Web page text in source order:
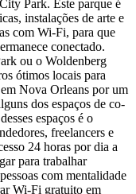
Park. Este parque é
instalações de arte e
com Wi-Fi, para que
conectado.
ou o Woldenberg
ótimos locais para
Nova Orleans por um
dos espaços de co-
espaços é o
freelancers e
24 horas por dia a
para trabalhar
com mentalidade
Wi-Fi gratuito em